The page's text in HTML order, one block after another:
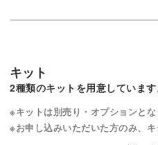
履かせるのはもちろん、置い
リアになりますよ◎
キット
2種類のキットを用意しています
※キットは別売り・オプションとな
※お申し込みいただいた方のみ、キ